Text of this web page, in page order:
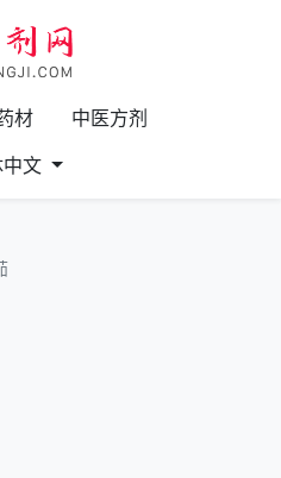
材
中医方剂
文